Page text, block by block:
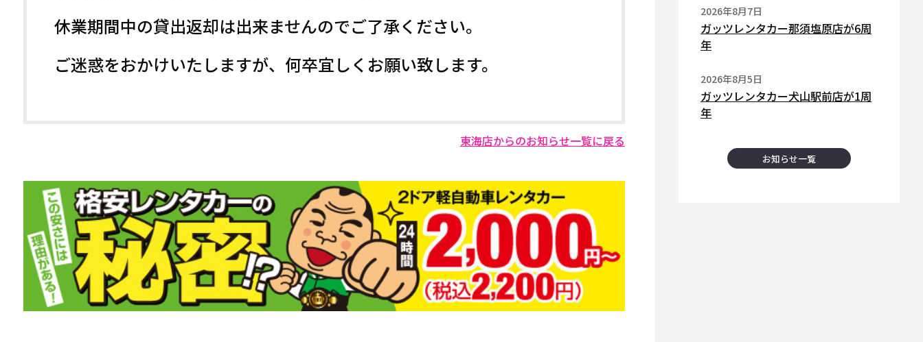
休業期間中の貸出返却は出来ませんのでご了承ください。
ご迷惑をおかけいたしますが、何卒宜しくお願い致します。
東海店からのお知らせ一覧に戻る
2026年8月7日
ガッツレンタカー那須塩原店が6周
年
2026年8月5日
ガッツレンタカー犬山駅前店が1周
年
お知らせ一覧